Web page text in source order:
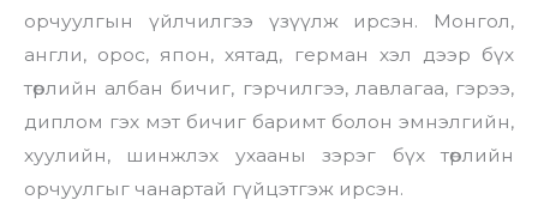
орчуулгын үйлчилгээ үзүүлж ирсэн. Монгол,
англи, орос, япон, хятад, герман хэл дээр бүх
төрлийн албан бичиг, гэрчилгээ, лавлагаа, гэрээ,
диплом гэх мэт бичиг баримт болон эмнэлгийн,
хуулийн, шинжлэх ухааны зэрэг бүх төрлийн
орчуулгыг чанартай гүйцэтгэж ирсэн.